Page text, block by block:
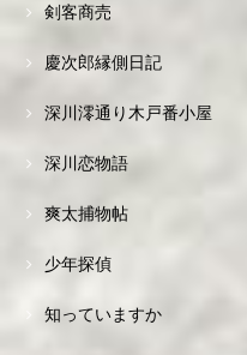
剣客商売
慶次郎縁側日記
深川澪通り木戸番小屋
深川恋物語
爽太捕物帖
少年探偵
知っていますか